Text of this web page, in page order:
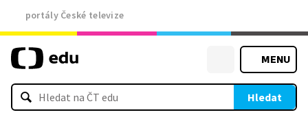
portály České televize
MENU
Hledat